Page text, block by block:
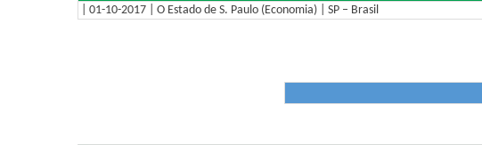
| 01-10-2017 | O Estado de S. Paulo (Economia) | SP – Brasil